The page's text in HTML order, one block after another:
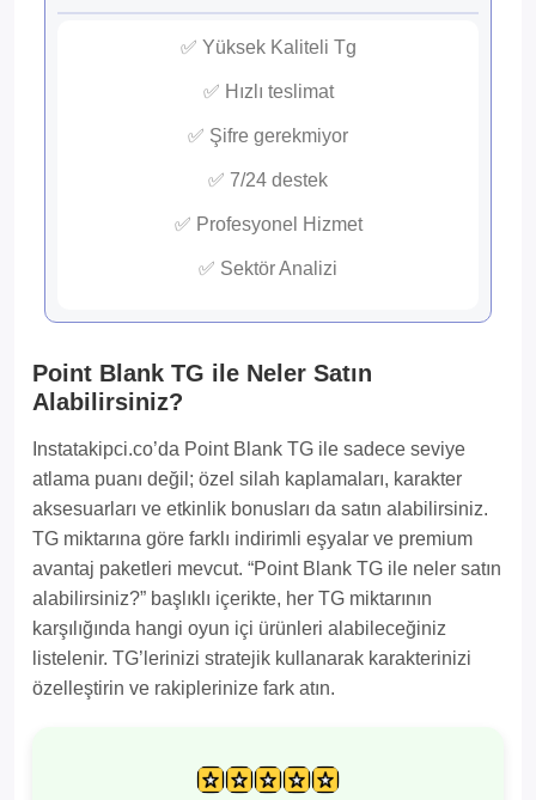
✅ Yüksek Kaliteli Tg
✅ Hızlı teslimat
✅ Şifre gerekmiyor
✅ 7/24 destek
✅ Profesyonel Hizmet
✅ Sektör Analizi
Point Blank TG ile Neler Satın
Alabilirsiniz?
Instatakipci.co’da Point Blank TG ile sadece seviye
atlama puanı değil; özel silah kaplamaları, karakter
aksesuarları ve etkinlik bonusları da satın alabilirsiniz.
TG miktarına göre farklı indirimli eşyalar ve premium
avantaj paketleri mevcut. “Point Blank TG ile neler satın
alabilirsiniz?” başlıklı içerikte, her TG miktarının
karşılığında hangi oyun içi ürünleri alabileceğiniz
listelenir. TG’lerinizi stratejik kullanarak karakterinizi
özelleştirin ve rakiplerinize fark atın.